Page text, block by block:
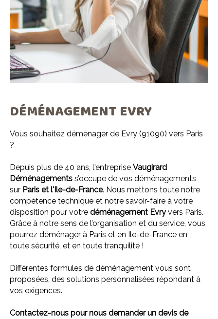
DÉMÉNAGEMENT EVRY
Vous souhaitez déménager de Evry (91090) vers Paris
?
Depuis plus de 40 ans, l'entreprise Vaugirard
Déménagements s’occupe de vos déménagements
sur Paris et l'Ile-de-France. Nous mettons toute notre
compétence technique et notre savoir-faire à votre
disposition pour votre déménagement Evryvers Paris.
Grâce à notre sens de l’organisation et du service, vous
pourrez déménager à Paris et en Ile-de-France en
toute sécurité, et en toute tranquilité !
Différentes formules de déménagement vous sont
proposées, des solutions personnalisées répondant à
vos exigences.
Contactez-nous pour nous demander un devis de